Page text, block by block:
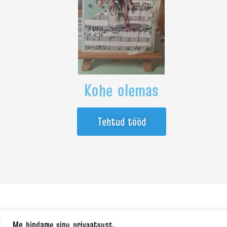
Me hindame sinu privaatsust.
Kohe olemas
Tehtud tööd